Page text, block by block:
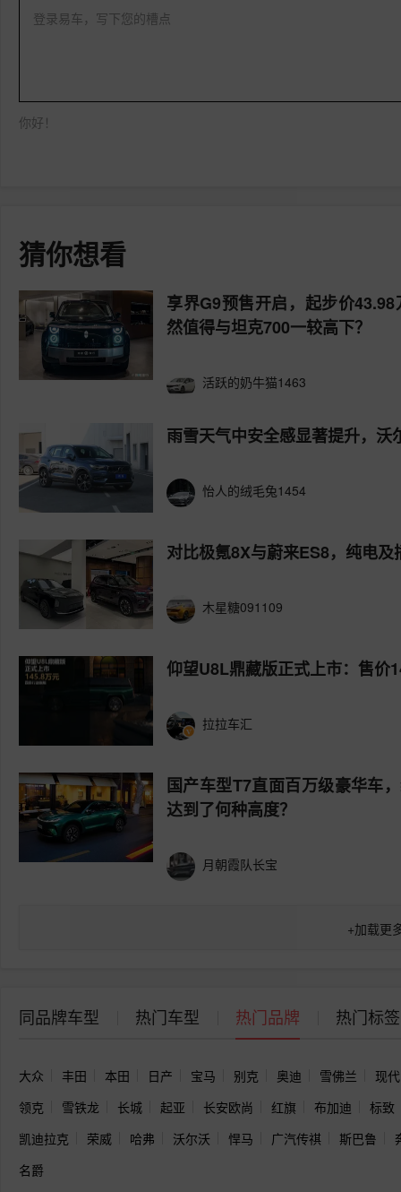
登录易车，写下您的槽点
你好！
猜你想看
享界G9预售开启，起步价
然值得与坦克700一较高下？
活跃的奶牛猫1463
雨雪天气中安全感显著提升，
怡人的绒毛兔1454
对比极氪8X与蔚来ES8，纯电
木星糖091109
仰望U8L鼎藏版正式上市：售价
拉拉车汇
国产车型T7直面百万级豪华车
达到了何种高度？
月朝霞队长宝
+加载更
同品牌车型 热门车型 热门品牌 热门标签
大众 丰田 本田 日产 宝马 别克 奥迪 雪佛兰
现代
领克
雪铁龙 长城 起亚 长安欧尚 红旗 布加迪
标致
凯迪拉克
荣威 哈弗 沃尔沃 悍马 广汽传祺 斯巴鲁
名爵